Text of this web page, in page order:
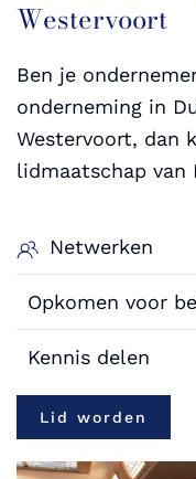
Westervoort
Ben je
onderneming in
Westervoort, dan
lidmaatschap van
Netwerken
Opkomen voor
Kennis delen
Lid worden